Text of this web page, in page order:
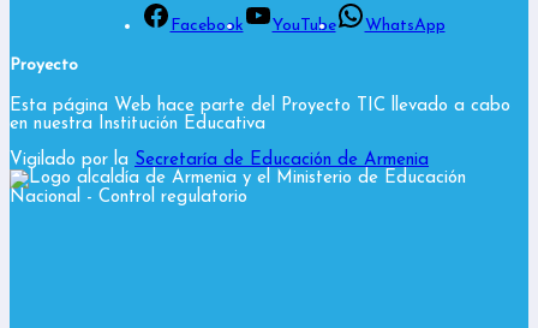
Facebook YouTube WhatsApp
Proyecto
Esta página Web hace parte del Proyecto TIC llevado a cabo
en nuestra Institución Educativa
Vigilado por la Secretaría de Educación de Armenia
y el Ministerio de Educación
Nacional - Control regulatorio